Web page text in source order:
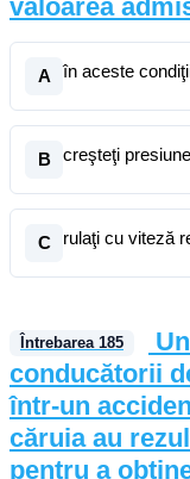
valoarea
A în aceste
B creşteţi
C rulaţi cu viteză
Întrebarea 185
conducătorii
într-un
căruia au
pentru a